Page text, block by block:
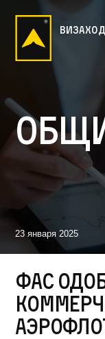
визаход
23 января 2025
ФАС